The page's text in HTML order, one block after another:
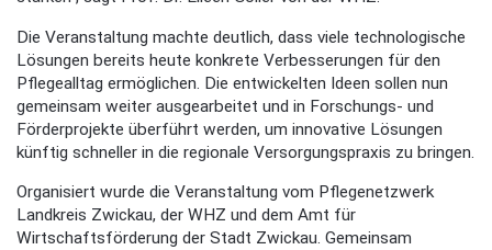
Die Veranstaltung machte deutlich, dass viele technologische
Lösungen bereits heute konkrete Verbesserungen für den
Pflegealltag ermöglichen. Die entwickelten Ideen sollen nun
gemeinsam weiter ausgearbeitet und in Forschungs- und
Förderprojekte überführt werden, um innovative Lösungen
künftig schneller in die regionale Versorgungspraxis zu bringen.
Organisiert wurde die Veranstaltung vom Pflegenetzwerk
Landkreis Zwickau, der WHZ und dem Amt für
Wirtschaftsförderung der Stadt Zwickau. Gemeinsam